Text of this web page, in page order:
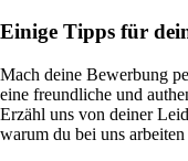
Einige Tipps für
Mach deine Bewerbung
eine freundliche und
Erzähl uns von deiner
warum du bei uns arbeiten